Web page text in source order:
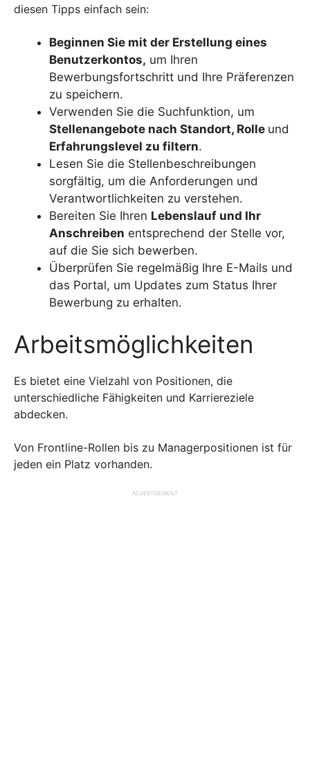
diesen Tipps einfach sein:
Beginnen Sie mit der Erstellung eines
Benutzerkontos, um Ihren
Bewerbungsfortschritt und Ihre Präferenzen
zu speichern.
Verwenden Sie die Suchfunktion, um
Stellenangebote nach Standort, Rolle und
Erfahrungslevel zu filtern.
Lesen Sie die Stellenbeschreibungen
sorgfältig, um die Anforderungen und
Verantwortlichkeiten zu verstehen.
Bereiten Sie Ihren Lebenslauf und Ihr
Anschreiben entsprechend der Stelle vor,
auf die Sie sich bewerben.
Überprüfen Sie regelmäßig Ihre E-Mails und
das Portal, um Updates zum Status Ihrer
Bewerbung zu erhalten.
Arbeitsmöglichkeiten
Es bietet eine Vielzahl von Positionen, die
unterschiedliche Fähigkeiten und Karriereziele
abdecken.
Von Frontline-Rollen bis zu Managerpositionen ist für
jeden ein Platz vorhanden.
ADVERTISEMENT